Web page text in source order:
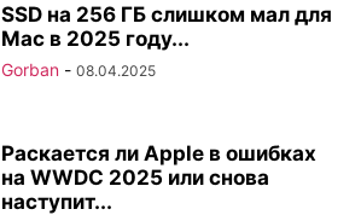
SSD на 256 ГБ слишком мал для
Mac в 2025 году...
Gorban - 08.04.2025
Раскается ли Apple в ошибках
на WWDC 2025 или снова
наступит...